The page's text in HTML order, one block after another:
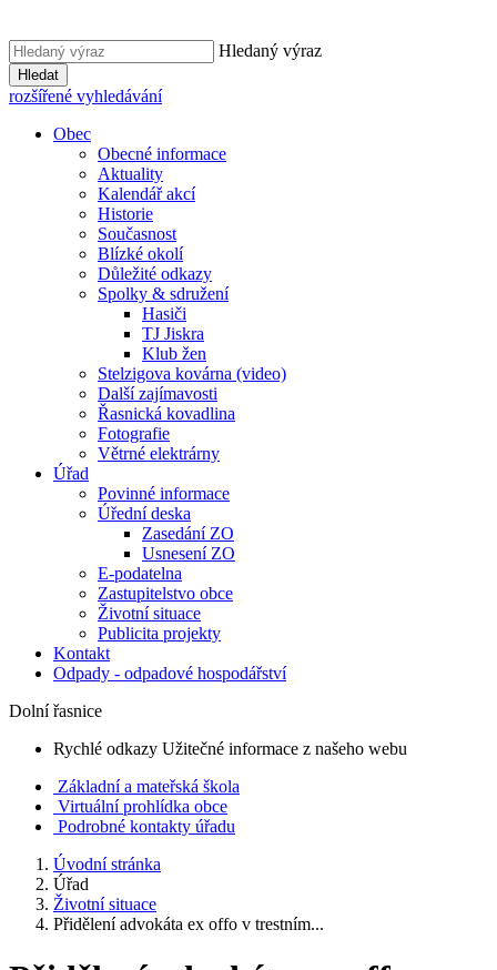
Hledaný výraz
Hledat
rozšířené vyhledávání
Obec
Obecné informace
Aktuality
Kalendář akcí
Historie
Současnost
Blízké okolí
Důležité odkazy
Spolky & sdružení
Hasiči
TJ Jiskra
Klub žen
Stelzigova kovárna (video)
Další zajímavosti
Řasnická kovadlina
Fotografie
Větrné elektrárny
Úřad
Povinné informace
Úřední deska
Zasedání ZO
Usnesení ZO
E-podatelna
Zastupitelstvo obce
Životní situace
Publicita projekty
Kontakt
Odpady - odpadové hospodářství
Dolní řasnice
Rychlé odkazy Užitečné informace z našeho webu
Základní a mateřská škola
Virtuální prohlídka obce
Podrobné kontakty úřadu
Úvodní stránka
Úřad
Životní situace
Přidělení advokáta ex offo v trestním...